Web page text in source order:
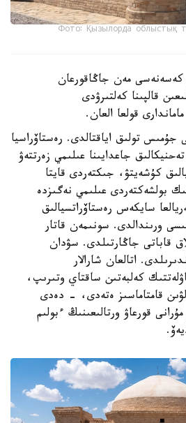
Фото: Қызылорда облыстық
كەسەنەسى مەن جاڭاقورعان
قالپىنا كەلتىرۋدى
قولعا العان.
تولىق اياقتالدى. رەستاۆراسيا
جاعدايىنا عىلىمي زەرتتەۋ
كۇشەيتۋ، جىكتەردى قايتا
بولشەكتەردى عىلىمي نەگىزدە
سايكەس رەستاۆراتسيالىق
ورىندالدى. سونىمەن قاتار
قاباتى جاڭارتىلدى. سۋدان
اتالعان شارالار
كەلبەتىن ساقتاي وتىرىپ،
قامتاماسىز ەتەدى، - دەدى
قورعاۋ ورتالىعىنىڭ ءبولىم